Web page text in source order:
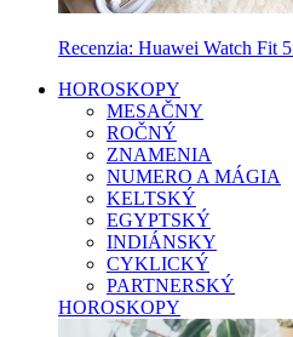
Recenzia: Huawei Watch Fit
HOROSKOPY
MESAČNY
ROČNÝ
ZNAMENIA
NUMERO A MÁGIA
KELTSKÝ
EGYPTSKÝ
INDIÁNSKY
CYKLICKÝ
PARTNERSKÝ
HOROSKOPY